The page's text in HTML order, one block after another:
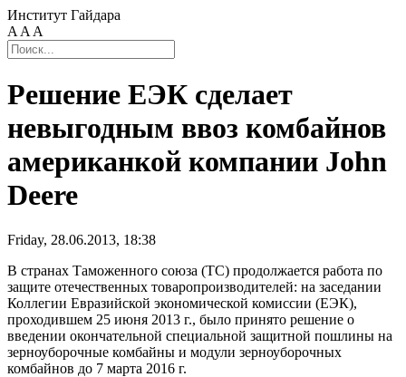
Институт Гайдара
A A A
Решение ЕЭК сделает
невыгодным ввоз комбайнов
американкой компании John
Deere
Friday, 28.06.2013, 18:38
В странах Таможенного союза (ТС) продолжается работа по
защите отечественных товаропроизводителей: на заседании
Коллегии Евразийской экономической комиссии (ЕЭК),
проходившем 25 июня 2013 г., было принято решение о
введении окончательной специальной защитной пошлины на
зерноуборочные комбайны и модули зерноуборочных
комбайнов до 7 марта 2016 г.